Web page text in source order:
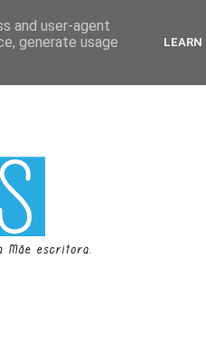
and user-agent
generate usage
LEARN